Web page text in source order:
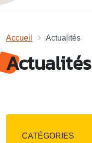
Accueil Actualités
Actualités
CATÉGORIES